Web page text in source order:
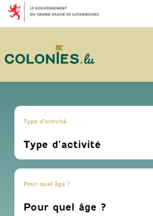
Aller
au
menu
Aller
au
contenu
Aller
au
pied
page
Type d’activité
Pour quel âge ?